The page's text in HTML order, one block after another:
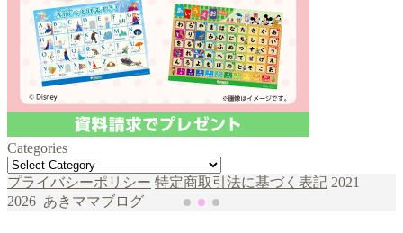
Categories
Categories
şans
casino
vidobet
|
vidobet
|
vidobet
güncel
vidobet
giriş
casinolevant
|
casinolevant
|
casinolevant
|
vidobet
giriş
şans
casino
casinolevant
giriş
casino
şans
şans
casino
casino
levant
casino
şans
casino
şans
boostaro
|
casinolevant
giriş
şans
casino
casinolevant
giriş
şanscasino
|
vidobet
|
vidobet
giriş
levant
casino
gorabet
|
galyabet
|
gorabet
|
gorabet
|
gorabet
|
vidobet
giriş
galyabet
|
gorabet
|
gorabet
プライバシーポリシー 特定商取引法に基づく表記 2021–
2026 あきママブログ